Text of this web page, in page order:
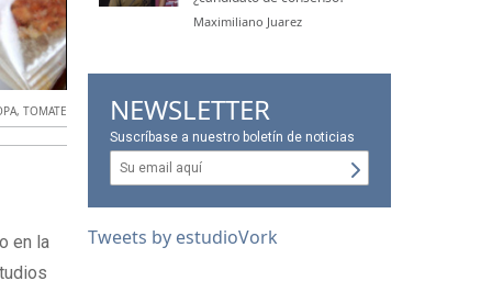
,TOMATE
en la
Maximiliano Juarez
NEWSLETTER
Suscríbase a nuestro boletín de noticias
Tweets by estudioVork